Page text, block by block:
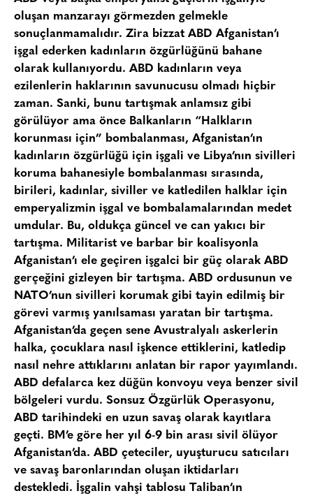
oluşan manzarayı görmezden gelmekle
sonuçlanmamalıdır. Zira bizzat ABD Afganistan’ı
işgal ederken kadınların özgürlüğünü bahane
olarak kullanıyordu. ABD kadınların veya
ezilenlerin haklarının savunucusu olmadı hiçbir
zaman. Sanki, bunu tartışmak anlamsız gibi
görülüyor ama önce Balkanların “Halkların
korunması için” bombalanması, Afganistan’ın
kadınların özgürlüğü için işgali ve Libya’nın sivilleri
koruma bahanesiyle bombalanması sırasında,
birileri, kadınlar, siviller ve katledilen halklar için
emperyalizmin işgal ve bombalamalarından medet
umdular. Bu, oldukça güncel ve can yakıcı bir
tartışma. Militarist ve barbar bir koalisyonla
Afganistan’ı ele geçiren işgalci bir güç olarak ABD
gerçeğini gizleyen bir tartışma. ABD ordusunun ve
NATO’nun sivilleri korumak gibi tayin edilmiş bir
görevi varmış yanılsaması yaratan bir tartışma.
Afganistan’da geçen sene Avustralyalı askerlerin
halka, çocuklara nasıl işkence ettiklerini, katledip
nasıl nehre attıklarını anlatan bir rapor yayımlandı.
ABD defalarca kez düğün konvoyu veya benzer sivil
bölgeleri vurdu. Sonsuz Özgürlük Operasyonu,
ABD tarihindeki en uzun savaş olarak kayıtlara
geçti. BM’e göre her yıl 6-9 bin arası sivil ölüyor
Afganistan’da. ABD çeteciler, uyuşturucu satıcıları
ve savaş baronlarından oluşan iktidarları
destekledi. İşgalin vahşi tablosu Taliban’ın